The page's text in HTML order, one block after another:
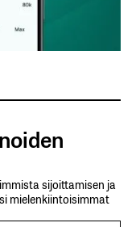
sijoittamisen ja
mielenkiintoisimmat